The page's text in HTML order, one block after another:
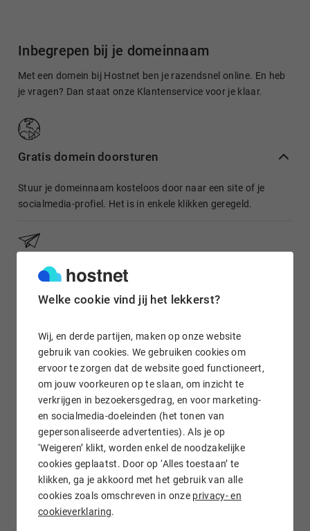
Welke cookie vind jij het lekkerst?
Wij, en derde partijen, maken op onze website
gebruik van cookies. We gebruiken cookies om
ervoor te zorgen dat de website goed functioneert,
om jouw voorkeuren op te slaan, om inzicht te
verkrijgen in bezoekersgedrag, en voor marketing-
en socialmedia-doeleinden (het tonen van
gepersonaliseerde advertenties). Als je op
‘Weigeren’ klikt, worden enkel de noodzakelijke
cookies geplaatst. Door op ‘Alles toestaan’ te
klikken, ga je akkoord met het gebruik van alle
cookies zoals omschreven in onze privacy- en
cookieverklaring.
Inbegrepen bij je domeinnaam
Met een domein bij Hostnet ben je razendsnel online. En heb
je vragen? Dan staat onze Klantenservice voor je klaar.
Gratis domein doorsturen
Stuur je domeinnaam kosteloos door naar een site of je
socialmedia-profiel. Het is in enkele klikken geregeld.
Gratis e-mail doorsturen
Wij staan voor je klaar!
.UY domein registreren bij Hostnet
Wil je een Uruguayaanse .uydomeinnaam registreren
Controleer en registreer jouw .uy domein eenvoudig online bij
Hostnet. Wij helpen je met jouw .uy domeinregistratie en